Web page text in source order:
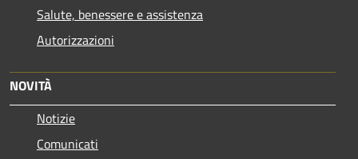
Salute, benessere e assistenza
Autorizzazioni
NOVITÀ
Notizie
Comunicati